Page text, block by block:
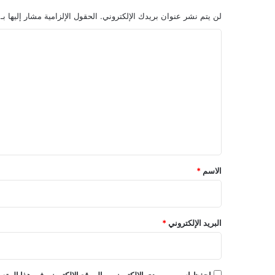
ف
لن يتم نشر عنوان بريدك الإلكتروني. الحقول الإلزامية مشار إليها بـ
*
الاسم *
البريد الإلكتروني*